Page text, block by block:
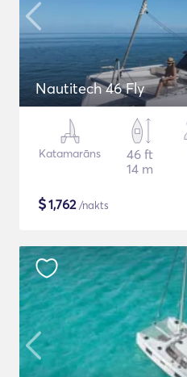
Nautitech 46 Fly
Katamarāns
46 ft
14 m
$1,762/nakts